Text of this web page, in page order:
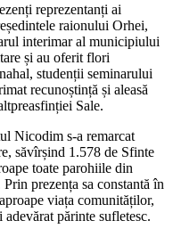
reprezentanți ai
raionului Orhei,
interimar al municipiului
și au oferit flori
studenții seminarului
recunoștință și aleasă
Sale.
Nicodim s-a remarcat
săvîrșind 1.578 de Sfinte
toate parohiile din
prezența sa constantă în
viața comunităților,
părinte sufletesc.